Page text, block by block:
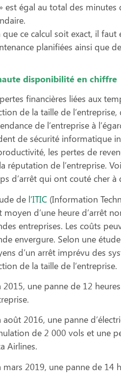
est égal au total des minutes
ce calcul soit exact, il
planifiées ainsi que
disponibilité en chiffre
financières liées aux
de la taille de l’entreprise,
de l’entreprise à
de sécurité informatique
les pertes de
réputation de l’entreprise.
d’arrêt qui ont couté cher à
de l’ITIC(Information
moyen d’une heure d’arrêt
entreprises. Les coûts
envergure. Selon une
d’un arrêt imprévu des
de la taille de l’entreprise.
2015, une panne de 12
août 2016, une panne
de 2 000 vols et une
Airlines.
mars 2019, une panne de 14